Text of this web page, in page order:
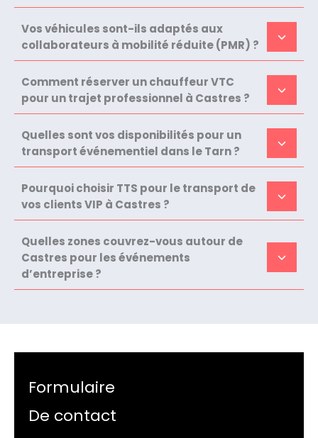
Vos véhicules sont-ils adaptés aux
collaborateurs à mobilité réduite (PMR) ?
Comment réserver un chauffeur VTC
pour un trajet professionnel à Castres ?
Quelles sont vos disponibilités pour un
transport événementiel dans le Tarn ?
Pourquoi choisir TTS pour le transport de
vos clients VIP à Castres ?
Quelles zones couvrez-vous autour de
Castres pour les événements
d’entreprise ?
Formulaire
De contact